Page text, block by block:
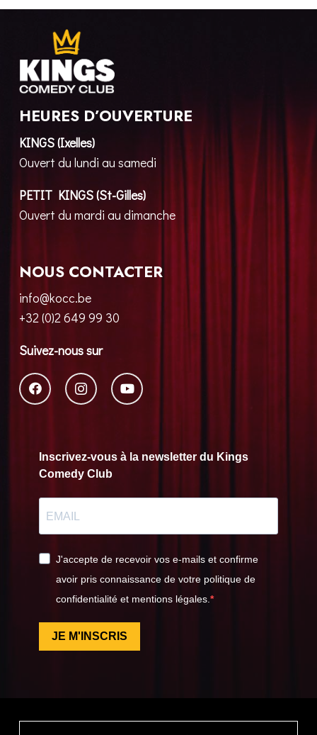
HEURES D’OUVERTURE
KINGS (Ixelles)
Ouvert du lundi au samedi
PETIT KINGS (St-Gilles)
Ouvert du mardi au dimanche
NOUS CONTACTER
info@kocc.be
+32 (0)2 649 99 30
Suivez-nous sur
Inscrivez-vous à la newsletter du Kings
Comedy Club
J'accepte de recevoir vos e-mails et confirme
avoir pris connaissance de votre politique de
confidentialité et mentions légales.
JE M'INSCRIS